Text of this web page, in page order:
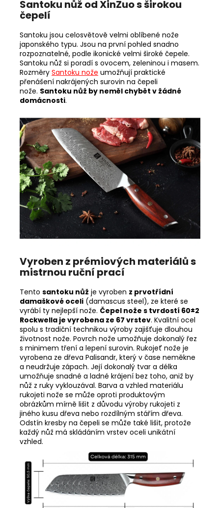
Santoku nůž od XinZuo s širokou
čepelí
Santoku jsou celosvětově velmi oblíbené nože
japonského typu. Jsou na první pohled snadno
rozpoznatelné, podle ikonické velmi široké čepele.
Santoku nůž si poradí s ovocem, zeleninou i masem.
Rozměry Santoku nože umožňují praktické
přenášení nakrájených surovin na čepeli
nože. Santoku nůž by neměl chybět v žádné
domácnosti.
Vyroben z prémiových materiálů s
mistrnou ruční prací
Tento santoku nůž je vyroben z prvotřídní
damaškové oceli (damascus steel), ze které se
vyrábí ty nejlepší nože. Čepel nože s tvrdostí 60±2
Rockwella je vyrobena ze 67 vrstev. Kvalitní ocel
spolu s tradiční technikou výroby zajišťuje dlouhou
životnost nože. Povrch nože umožňuje dokonalý řez
s minimem tření a lepení surovin. Rukojeť nože je
vyrobena ze dřeva Palisandr, který v čase neměkne
a neudržuje zápach. Její dokonalý tvar a délka
umožňuje snadné a ladné krájení bez toho, aniž by
nůž z ruky vyklouzával. Barva a vzhled materiálu
rukojeti nože se může oproti produktovým
obrázkům mírně lišit z důvodu výroby rukojeti z
jiného kusu dřeva nebo rozdílným stářím dřeva.
Odstín kresby na čepeli se může také lišit, protože
každý nůž má skládáním vrstev oceli unikátní
vzhled.